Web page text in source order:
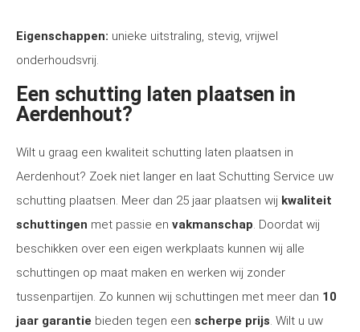
Eigenschappen: unieke uitstraling, stevig, vrijwel
onderhoudsvrij.
Een schutting laten plaatsen in
Aerdenhout?
Wilt u graag een kwaliteit schutting laten plaatsen in
Aerdenhout? Zoek niet langer en laat Schutting Service uw
schutting plaatsen. Meer dan 25 jaar plaatsen wij kwaliteit
schuttingen met passie en vakmanschap. Doordat wij
beschikken over een eigen werkplaats kunnen wij alle
schuttingen op maat maken en werken wij zonder
tussenpartijen. Zo kunnen wij schuttingen met meer dan 10
jaar garantie bieden tegen een scherpe prijs. Wilt u uw